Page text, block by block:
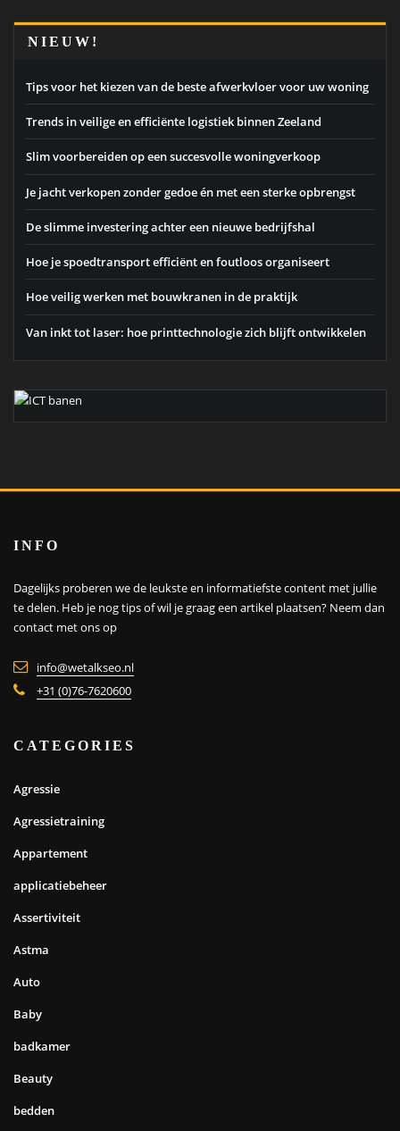
NIEUW!
Tips voor het kiezen van de beste afwerkvloer voor uw woning
Trends in veilige en efficiënte logistiek binnen Zeeland
Slim voorbereiden op een succesvolle woningverkoop
Je jacht verkopen zonder gedoe én met een sterke opbrengst
De slimme investering achter een nieuwe bedrijfshal
Hoe je spoedtransport efficiënt en foutloos organiseert
Hoe veilig werken met bouwkranen in de praktijk
Van inkt tot laser: hoe printtechnologie zich blijft ontwikkelen
INFO
Dagelijks proberen we de leukste en informatiefste content met jullie
te delen. Heb je nog tips of wil je graag een artikel plaatsen? Neem dan
contact met ons op
info@wetalkseo.nl
+31 (0)76-7620600
CATEGORIES
Agressie
Agressietraining
Appartement
applicatiebeheer
Assertiviteit
Astma
Auto
Baby
badkamer
Beauty
bedden